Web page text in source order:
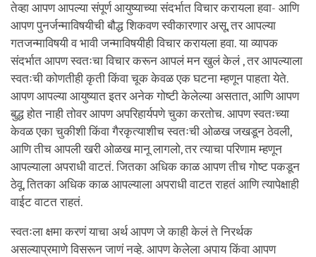
तेव्हा आपण आपल्या संपूर्ण आयुष्याच्या संदर्भात विचार करायला हवा- आणि
आपण पुनर्जन्माविषयीची बौद्ध शिकवण स्वीकारणार असू, तर आपल्या
गतजन्माविषयी व भावी जन्माविषयीही विचार करायला हवा. या व्यापक
संदर्भात आपण स्वतःचा विचार करून आपलं मन खुलं केलं , तर आपल्याला
स्वतःची कोणतीही कृती किंवा चूक केवळ एक घटना म्हणून पाहता येते.
आपण आपल्या आयुष्यात इतर अनेक गोष्टी केलेल्या असतात, आणि आपण
बुद्ध होत नाही तोवर आपण अपरिहार्यपणे चुका करतोच. आपण स्वतःच्या
केवळ एका चुकीशी किंवा गैरकृत्याशीच स्वतःची ओळख जखडून ठेवली,
आणि तीच आपली खरी ओळख मानू लागलो, तर त्याचा परिणाम म्हणून
आपल्याला अपराधी वाटतं. जितका अधिक काळ आपण तीच गोष्ट पकडून
ठेवू, तितका अधिक काळ आपल्याला अपराधी वाटत राहतं आणि त्यापेक्षाही
वाईट वाटत राहतं.
स्वतःला क्षमा करणं याचा अर्थ आपण जे काही केलं ते निरर्थक
असल्याप्रमाणे विसरून जाणं नव्हे. आपण केलेला अपाय किंवा आपण